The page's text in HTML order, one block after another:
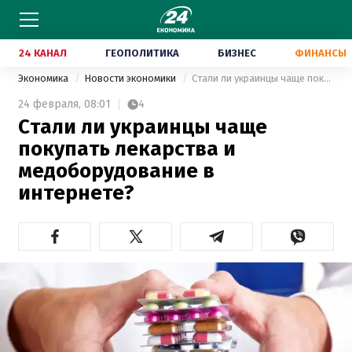
24 КАНАЛ ГЕОПОЛИТИКА БИЗНЕС ФИНАНСЫ
Экономика Новости экономики Стали ли украинцы чаще покупать лекарства и медоборудование в интернете?
24 февраля, 08:01 4
Стали ли украинцы чаще
покупать лекарства и
медоборудование в
интернете?